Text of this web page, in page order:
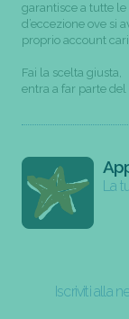
garantisce a tutte
d’eccezione ove si
proprio account
Fai la scelta giusta,
entra a far parte
La
Iscriviti alla